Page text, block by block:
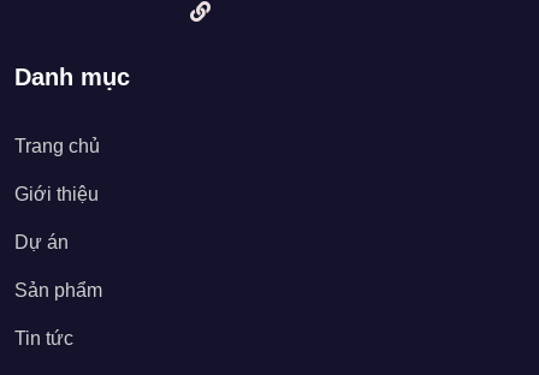
Danh mục
Trang chủ
Giới thiệu
Dự án
Sản phẩm
Tin tức